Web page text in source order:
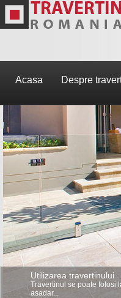
Acasa Despre
Utilizarea travertinului
Travertinul se poate folosi
asadar...